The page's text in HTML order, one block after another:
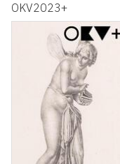
OKV2023+